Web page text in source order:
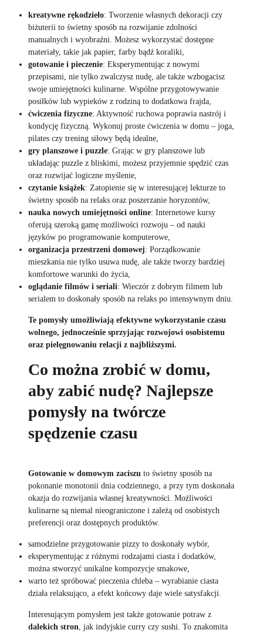
kreatywne rękodzieło: Tworzenie własnych dekoracji czy
biżuterii to świetny sposób na rozwijanie zdolności
manualnych i wyobraźni. Możesz wykorzystać dostępne
materiały, takie jak papier, farby bądź koraliki,
gotowanie i pieczenie: Eksperymentując z nowymi
przepisami, nie tylko zwalczysz nudę, ale także wzbogacisz
swoje umiejętności kulinarne. Wspólne przygotowywanie
posiłków lub wypieków z rodziną to dodatkowa frajda,
ćwiczenia fizyczne: Aktywność ruchowa poprawia nastrój i
kondycję fizyczną. Wykonuj proste ćwiczenia w domu – joga,
pilates czy trening siłowy będą idealne,
gry planszowe i puzzle: Grając w gry planszowe lub
układając puzzle z bliskimi, możesz przyjemnie spędzić czas
oraz rozwijać logiczne myślenie,
czytanie książek: Zatopienie się w interesującej lekturze to
świetny sposób na relaks oraz poszerzanie horyzontów,
nauka nowych umiejętności online: Internetowe kursy
oferują szeroką gamę możliwości rozwoju – od nauki
języków po programowanie komputerowe,
organizacja przestrzeni domowej: Porządkowanie
mieszkania nie tylko usuwa nudę, ale także tworzy bardziej
komfortowe warunki do życia,
oglądanie filmów i seriali: Wieczór z dobrym filmem lub
serialem to doskonały sposób na relaks po intensywnym dniu.
Te pomysły umożliwiają efektywne wykorzystanie czasu
wolnego, jednocześnie sprzyjając rozwojowi osobistemu
oraz pielęgnowaniu relacji z najbliższymi.
Co można zrobić w domu,
aby zabić nudę? Najlepsze
pomysły na twórcze
spędzenie czasu
Gotowanie w domowym zaciszu to świetny sposób na
pokonanie monotonii dnia codziennego, a przy tym doskonała
okazja do rozwijania własnej kreatywności. Możliwości
kulinarne są niemal nieograniczone i zależą od osobistych
preferencji oraz dostępnych produktów.
samodzielne przygotowanie pizzy to doskonały wybór,
eksperymentując z różnymi rodzajami ciasta i dodatków,
można stworzyć unikalne kompozycje smakowe,
warto też spróbować pieczenia chleba – wyrabianie ciasta
działa relaksująco, a efekt końcowy daje wiele satysfakcji.
Interesującym pomysłem jest także gotowanie potraw z
dalekich stron , jak indyjskie curry czy sushi. To znakomita